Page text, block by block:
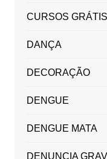
CURSOS GRÁTIS
DANÇA
DECORAÇÃO
DENGUE
DENGUE MATA
DENUNCIA